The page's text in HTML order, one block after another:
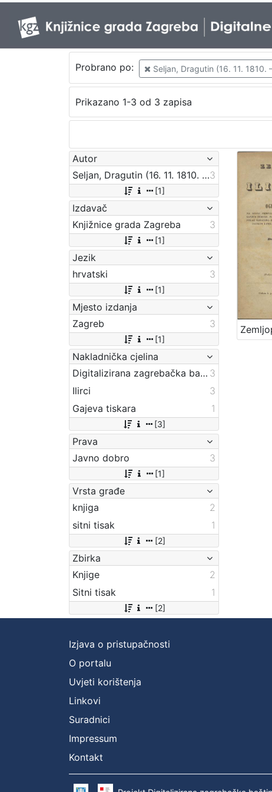
Probrano po: Seljan, Dragutin (16. 11. 1810.
Prikazano 1-3 od 3 zapisa
Autor
Seljan, Dragutin (16. 11. 1810. – 14. 6. 1848.)3
[1]
Izdavač
Knjižnice grada Zagreba
3
[1]
Jezik
hrvatski
3
[1]
Mjesto izdanja
Zagreb
3
[1]
Nakladnička cjelina
Digitalizirana zagrebačka baština 3
Ilirci
3
Gajeva tiskara
1
[3]
Prava
Javno dobro
3
[1]
Vrsta građe
knjiga
2
sitni tisak
1
[2]
Zbirka
Knjige
2
Sitni tisak
1
[2]
Izjava o pristupačnosti
O portalu
Uvjeti korištenja
Linkovi
Suradnici
Impressum
Kontakt